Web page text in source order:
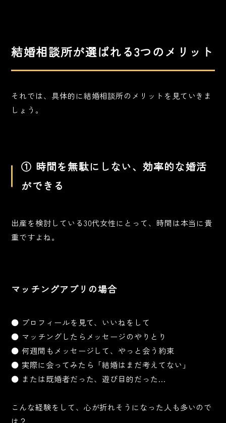
結婚相談所が選ばれる3つのメリット
それでは、具体的に結婚相談所のメリットを見ていきま
しょう。
① 時間を無駄にしない、効率的な婚活
ができる
出産を検討している30代女性にとって、時間は本当に貴
重ですよね。
マッチングアプリの場合
● プロフィールを見て、いいねをして
● マッチングしたらメッセージのやりとり
● 何週間もメッセージして、やっと会う約束
● 実際に会ってみたら「結婚はまだ考えてない」
● または既婚者だった、遊び目的だった…
こんな経験をして、心が折れそうになった人も多いので